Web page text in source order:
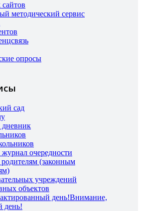
методический сервис
опросы
сад
очередности
(законным
учреждений
объектов
Внимание,
день!